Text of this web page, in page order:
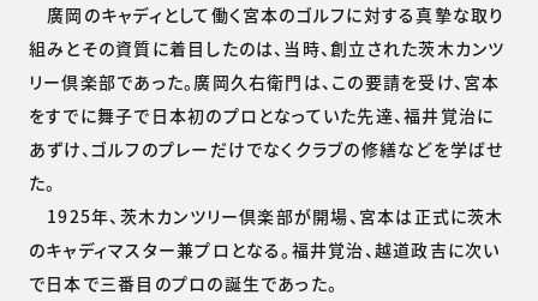
廣岡のキャディとして働く宮本のゴルフに対する真摯な取り
組みとその資質に着目したのは、当時、創立された茨木カンツ
リー倶楽部であった。廣岡久右衛門は、この要請を受け、宮本
をすでに舞子で日本初のプロとなっていた先達、福井覚治に
あずけ、ゴルフのプレーだけでなくクラブの修繕などを学ばせ
た。
1925年、茨木カンツリー倶楽部が開場、宮本は正式に茨木
のキャディマスター兼プロとなる。福井覚治、越道政吉に次い
で日本で三番目のプロの誕生であった。